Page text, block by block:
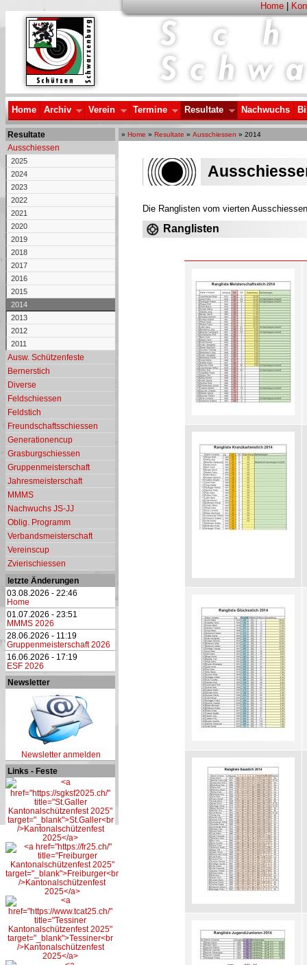
Home|
Home Archiv Verein Termine Resultate Nachwuchs
Resultate
Ausschiessen
2025
2024
2023
2022
2021
2020
2019
2018
2017
2016
2015
2014
2013
2012
2011
Ausw. Schützenfeste
Bernerstich
Diverse
Feldschiessen
Feldstich
Freundschaftsschiessen
Generationencup
Grasburgschiessen
Gruppenmeisterschaft
Jahresmeisterschaft
MMMS
Nachwuchs JS-JJ
Oblig. Programm
Verbandsmeisterschaft
Vereinscup
Zvierischiessen
letzte Änderungen
03.08.2026 - 22:46
Home
01.07.2026 - 23:51
MMMS 2026
28.06.2026 - 11:19
Gruppenmeisterschaft 2026
16.06.2026 - 17:19
ESF 2026
Newsletter
Newsletter anmelden
Links - Feste
» Home » Resultate » Ausschiessen » 2014
Die Ranglisten vom vierten
Ranglisten